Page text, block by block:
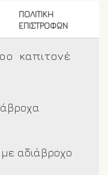
ΠΟΛΙΤΙΚΗ
ΕΠΙΣΤΡΟΦΩΝ
καπιτονέ
αδιάβροχο